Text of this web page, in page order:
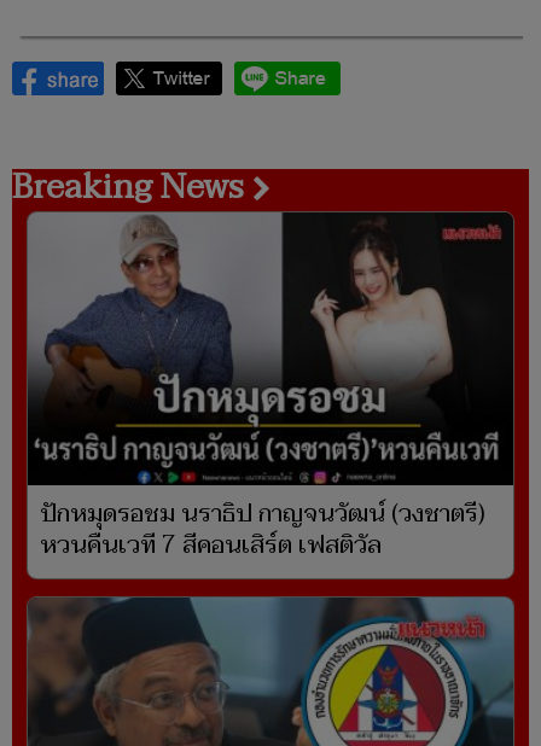
Breaking News
ปักหมุดรอชม นราธิป กาญจนวัฒน์ (วงชาตรี)
หวนคืนเวที 7 สีคอนเสิร์ต เฟสติวัล